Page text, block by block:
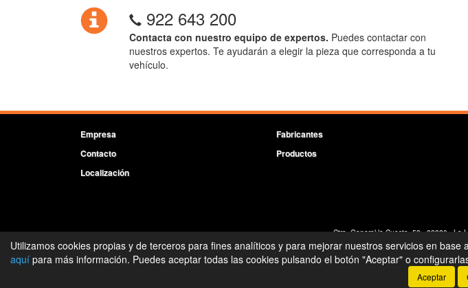
922 643 200
Contacta con nuestro equipo de expertos. Puedes contactar con
nuestros expertos. Te ayudarán a elegir la pieza que corresponda a tu
vehículo.
Empresa
Contacto
Localización
Fabricantes
Productos
Ctra. General la Cuesta, 53 - 38320 - La
©Radiadores Siete Islas- 2026 -
Utilizamos cookies propias y de terceros para fines analíticos y para mejorar nuestros servicios en
aquí para más información. Puedes aceptar todas las cookies pulsando el botón "Aceptar" o
Aceptar